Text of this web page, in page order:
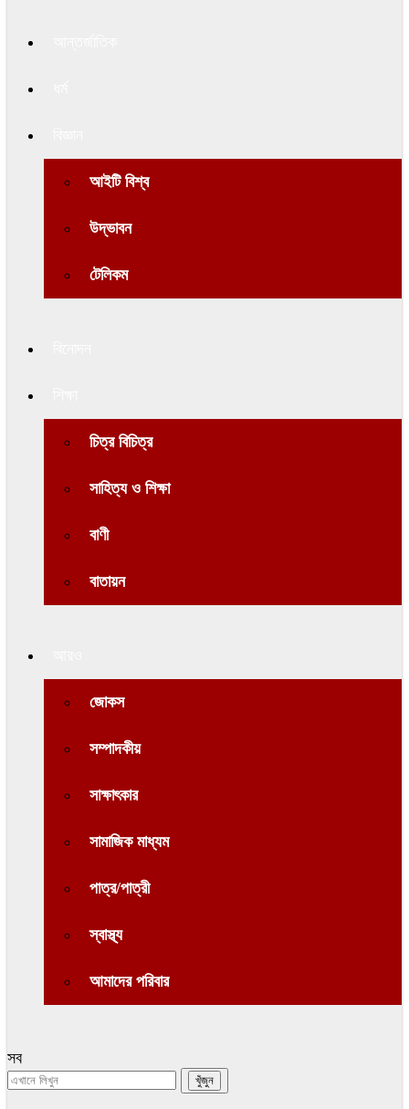
আইটি বিশ্ব
উদ্ভাবন
টেলিকম
চিত্র বিচিত্র
সাহিত্য ও শিক্ষা
বাণী
বাতায়ন
জোকস
সম্পাদকীয়
সাক্ষাৎকার
সামাজিক মাধ্যম
পাত্র/পাত্রী
স্বাস্থ্য
আমাদের পরিবার
সব